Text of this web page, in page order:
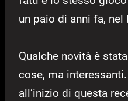
un paio di anni fa, nel
Qualche novità è
cose, ma
all’inizio di questa